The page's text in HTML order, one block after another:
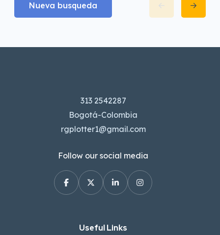
Nueva busqueda
313 2542287
Bogotá-Colombia
rgplotter1@gmail.com
Follow our social media
Useful Links